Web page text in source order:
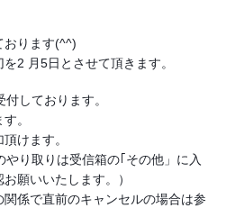
おります(^^)
2 月5日とさせて頂きます。
しております。
。
けます。
やり取りは受信箱の｢その他」に入
願いいたします。）
係で直前のキャンセルの場合は参